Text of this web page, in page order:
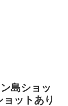
島ショッ
ョットあり